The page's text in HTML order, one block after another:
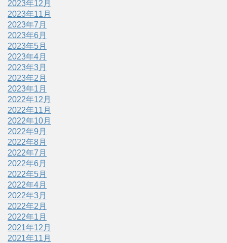
2023年12月
2023年11月
2023年7月
2023年6月
2023年5月
2023年4月
2023年3月
2023年2月
2023年1月
2022年12月
2022年11月
2022年10月
2022年9月
2022年8月
2022年7月
2022年6月
2022年5月
2022年4月
2022年3月
2022年2月
2022年1月
2021年12月
2021年11月